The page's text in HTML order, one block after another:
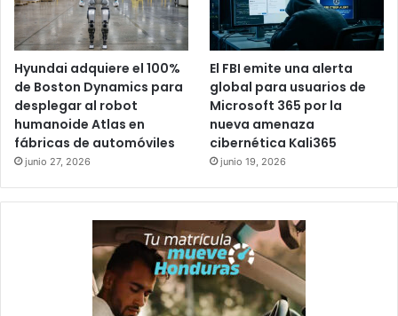
Hyundai adquiere el 100%
de Boston Dynamics para
desplegar al robot
humanoide Atlas en
fábricas de automóviles
junio 27, 2026
El FBI emite una alerta
global para usuarios de
Microsoft 365 por la
nueva amenaza
cibernética Kali365
junio 19, 2026